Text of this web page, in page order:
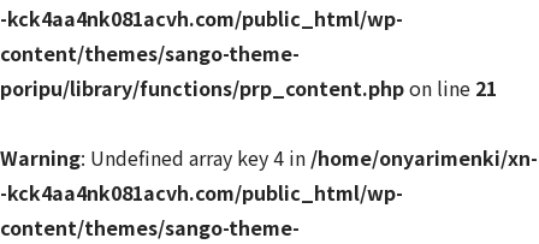
-kck4aa4nk081acvh.com/public_html/wp-
content/themes/sango-theme-
poripu/library/functions/prp_content.phpon line 21
Warning: Undefined array key 4 in /home/onyarimenki/xn-
-kck4aa4nk081acvh.com/public_html/wp-
content/themes/sango-theme-